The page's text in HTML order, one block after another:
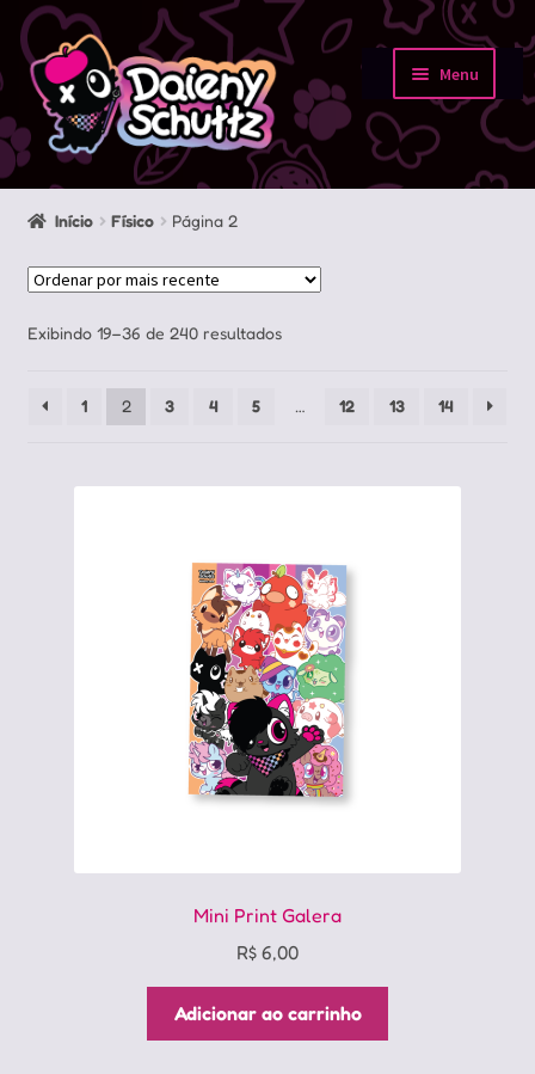
Pular
para
navegação
Pular
para
conteúdo
Menu
Início
Loja
Início Físico Página 2
Exibindo 19–36 de 240 resultadosClassificado
recente
1 2 3 4 5 … 12 13 14
Mini Print Galera
R$ 6,00
Adicionar ao carrinho